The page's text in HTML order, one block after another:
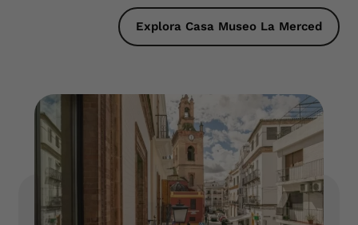
Explora Casa Museo La Merced